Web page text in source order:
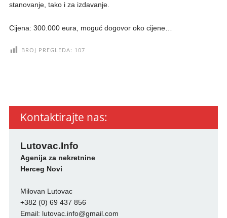
stanovanje, tako i za izdavanje.
Cijena: 300.000 eura, moguć dogovor oko cijene…
BROJ PREGLEDA: 107
Kontaktirajte nas:
Lutovac.Info
Agenija za nekretnine
Herceg Novi
Milovan Lutovac
+382 (0) 69 437 856
Email: lutovac.info@gmail.com